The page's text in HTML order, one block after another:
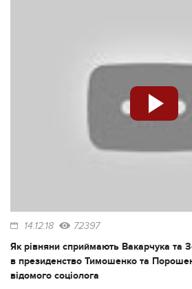
14.12.18 72397
Як рівняни сприймають Вакарчука та
в президенство Тимошенко та
відомого соціолога